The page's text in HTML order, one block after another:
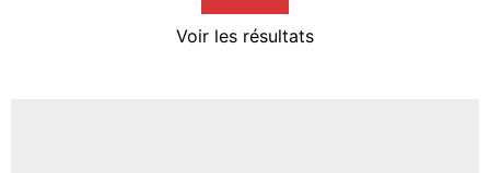
Voir les résultats